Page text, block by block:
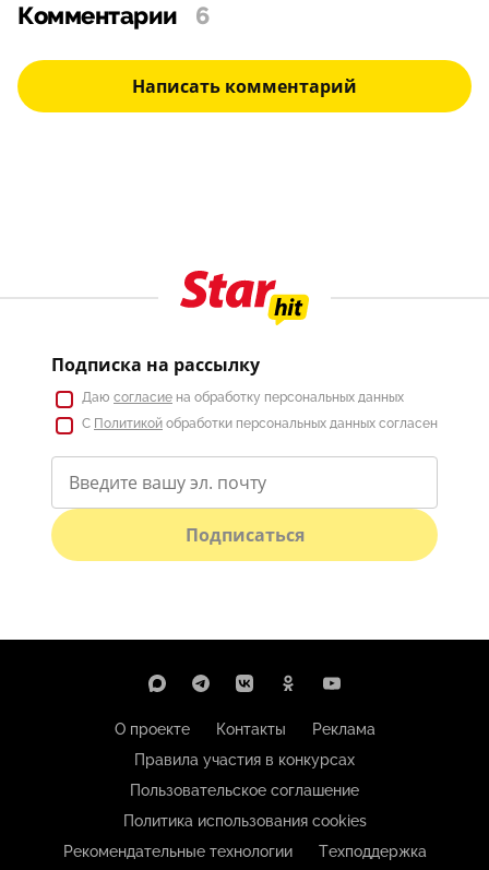
Комментарии 6
Написать комментарий
Подписка на рассылку
Даю согласие на обработку персональных данных
С Политикой обработки персональных данных согласен
Подписаться
О проекте Контакты
Реклама
Правила участия в конкурсах
Пользовательское соглашение
Политика использования cookies
Рекомендательные технологии
Техподдержка